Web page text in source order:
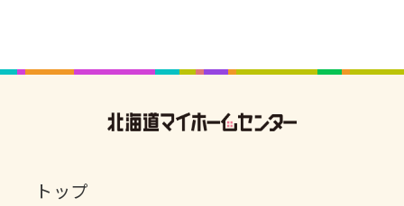
トップ